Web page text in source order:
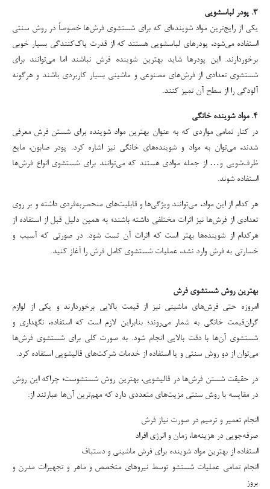
۳. پودر لباسشویی
یکی از رایج‌ترین مواد شوینده‌ای که برای شستشوی فرش‌ها خصوصاً در روش سنتی
استفاده می‌شود، پودرهای لباسشویی هستند که از قدرت پاک‌کنندگی بسیار خوبی
برخوردارند. این پودرها شاید بهترین شوینده فرش نباشند اما می‌توانند برای
شستشوی تعدادی از فرش‌های مصنوعی و ماشینی بسیار کاربردی باشند و هرگونه
آلودگی را از سطح آن تمیز کنند.
۴. مواد شوینده خانگی
در کنار تمامی مواردی که به عنوان بهترین مواد شوینده برای شستن فرش معرفی
شدند، می‌توان به مواد و شوینده‌های خانگی نیز اشاره کرد. پودر صابون، مایع
ظرف‌شویی و… از جمله موادی هستند که می‌توانند برای شستشوی انواع فرش‌ها
استفاده شوند.
هر کدام از این مواد، می‌توانند ویژگی‌ها و قابلیت‌های منحصربه‌فردی داشته و بر روی
تعدادی از فرش‌ها نیز اثرات مختلفی داشته باشند؛ به همین دلیل قبل از استفاده از
هرکدام از شوینده‌ها بهتر است که اثرات آن تست شود. در صورتی که آسیب و
خسارتی به فرش وارد نشد، عملیات شستشوی کامل فرش را آغاز کنید.
بهترین روش شستشوی فرش
امروزه حتی فرش‌های ماشینی نیز از قیمت بالایی برخوردارند و یکی از لوازم
گران‌قیمت خانگی به شمار می‌روند؛ بنابراین لازم است که استفاده، نگهداری و
شستشوی آن‌ها با دقت بالایی انجام شود. به صورت کلی برای شستشوی فرش‌ها
می‌توان از دو روش سنتی و یا استفاده از خدمات شرکت‌های قالیشویی استفاده کرد.
در حقیقت شستن فرش‌ها در قالیشویی، بهترین روش شستشوست؛ چراکه این روش
در مقایسه با روش سنتی مزیت‌های متعددی دارد که مهم‌ترین آن‌ها عبارتند از:
انجام تعمیر و ترمیم در صورت نیاز فرش
صرفه‌جویی در هزینه‌ها، زمان و انرژی افراد
استفاده از بهترین مواد شوینده برای فرش ماشینی و دستباف
انجام تمامی عملیات شستشو توسط نیروهای متخصص و ماهر و تجهیزات مدرن و
بروز